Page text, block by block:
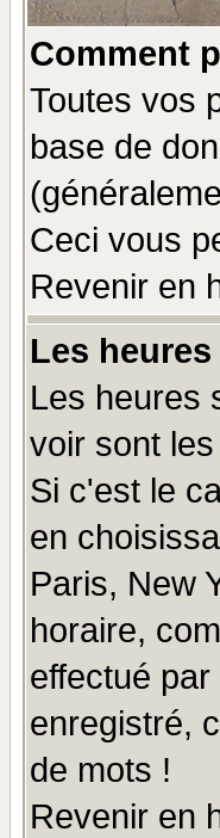
Comment
Toutes vos
base de
Ceci vous
Revenir en
Les
Les heures
voir sont
Si c'est le
en
Paris, New
horaire,
effectué
enregistré,
de mots !
Revenir en